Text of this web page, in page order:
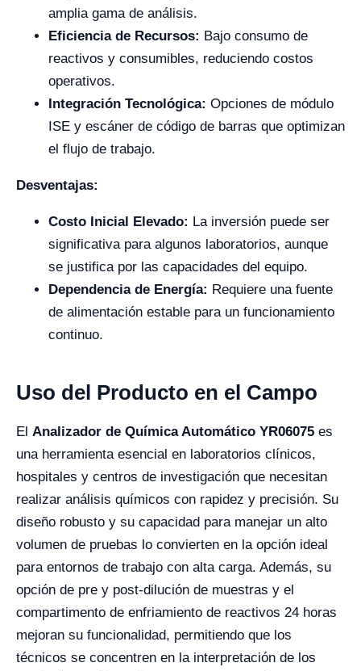
amplia gama de análisis.
Eficiencia de Recursos: Bajo consumo de
reactivos y consumibles, reduciendo costos
operativos.
Integración Tecnológica: Opciones de módulo
ISE y escáner de código de barras que optimizan
el flujo de trabajo.
Desventajas:
Costo Inicial Elevado: La inversión puede ser
significativa para algunos laboratorios, aunque
se justifica por las capacidades del equipo.
Dependencia de Energía: Requiere una fuente
de alimentación estable para un funcionamiento
continuo.
Uso del Producto en el Campo
El Analizador de Química Automático YR06075 es
una herramienta esencial en laboratorios clínicos,
hospitales y centros de investigación que necesitan
realizar análisis químicos con rapidez y precisión. Su
diseño robusto y su capacidad para manejar un alto
volumen de pruebas lo convierten en la opción ideal
para entornos de trabajo con alta carga. Además, su
opción de pre y post-dilución de muestras y el
compartimento de enfriamiento de reactivos 24 horas
mejoran su funcionalidad, permitiendo que los
técnicos se concentren en la interpretación de los